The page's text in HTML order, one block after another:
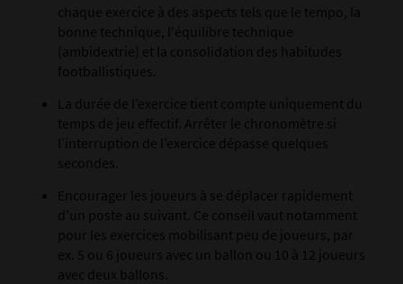
chaque exercice à des aspects tels que le tempo, la
bonne technique, l'équilibre technique
(ambidextrie) et la consolidation des habitudes
footballistiques.
La durée de l’exercice tient compte uniquement du
temps de jeu effectif. Arrêter le chronomètre si
l’interruption de l’exercice dépasse quelques
secondes.
Encourager les joueurs à se déplacer rapidement
d'un poste au suivant. Ce conseil vaut notamment
pour les exercices mobilisant peu de joueurs, par
ex. 5 ou 6 joueurs avec un ballon ou 10 à 12 joueurs
avec deux ballons.